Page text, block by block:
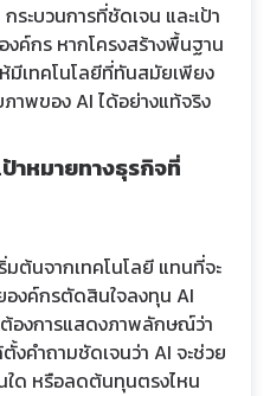
ะบวนการที่ชัดเจน และเป้า
ค์กร หากโครงสร้างพื้นฐาน
มีเทคโนโลยีที่ทันสมัยเพียง
าพของ AI ได้อย่างแท้จริง
ป้าหมายทางธุรกิจที่
ต้นจากเทคโนโลยี แทนที่จะ
งค์กรตัดสินใจลงทุน AI
ต้องการแสดงภาพลักษณ์ว่า
คำถามชัดเจนว่า AI จะช่วย
ใด หรือลดต้นทุนตรงไหน